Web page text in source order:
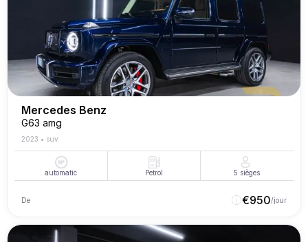
Mercedes Benz
G63 amg
2023 • suv
automatic Petrol 5 sièges
De €950/jour